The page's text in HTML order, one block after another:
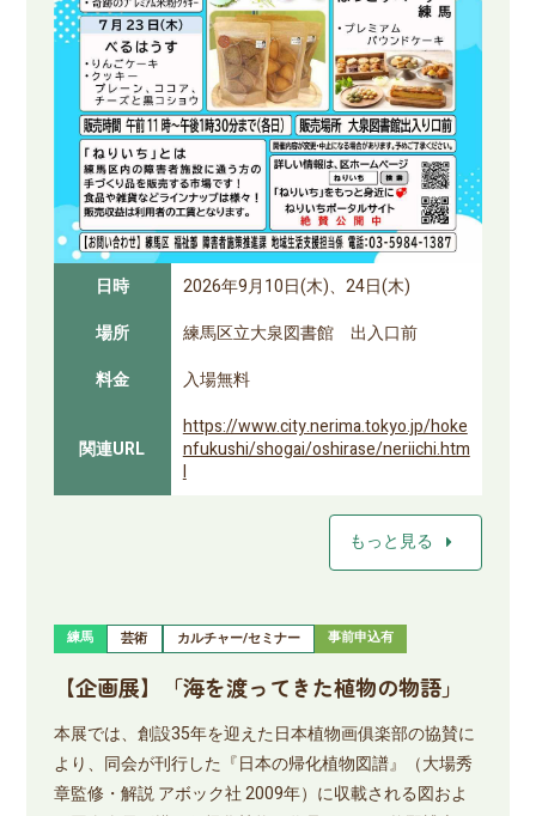
日時
2026年9月10日(木)、24日(木)
場所
練馬区立大泉図書館 出入口前
料金
入場無料
関連URL
https://www.city.nerima.tokyo.jp/hoke
nfukushi/shogai/oshirase/neriichi.htm
l
もっと見る arrow_right
練馬 芸術 カルチャー/セミナー 事前申込有
【企画展】「海を渡ってきた植物の物語」
本展では、創設35年を迎えた日本植物画俱楽部の協賛に
より、同会が刊行した『日本の帰化植物図譜』（大場秀
章監修・解説 アボック社 2009年）に収載される図およ